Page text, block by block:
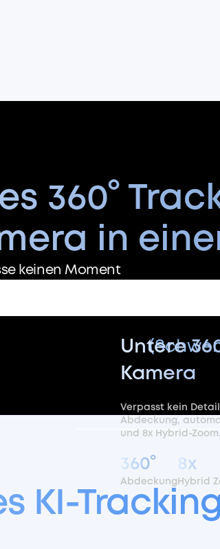
360°
in
keinen Moment
Untere
Kamera
Verpasst kein
Abdeckung,
und 8x Hybrid-Zoom.
360°
Abdeckung
8x
Hybrid
KI-